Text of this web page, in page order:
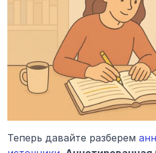
Теперь давайте разберем